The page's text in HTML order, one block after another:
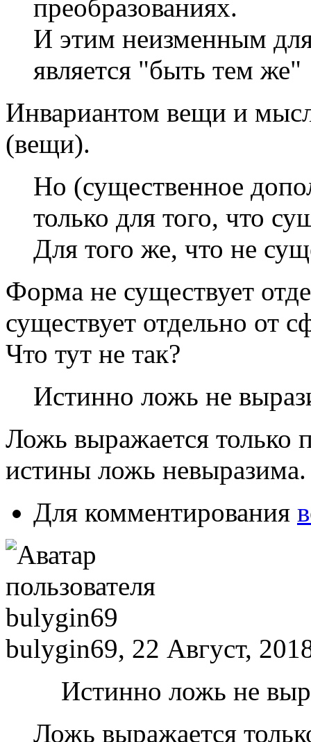
преобразованиях.
И этим неизменным
является "быть тем же"
Инвариантом вещи и
(вещи).
Но (существенное
только для того, что
Для того же, что не
Форма не существует
существует отдельно от
Что тут не так?
Истинно ложь не
Ложь выражается только
истины ложь
Для комментирования
bulygin69, 22 Август,
Истинно ложь не
Ложь выражается